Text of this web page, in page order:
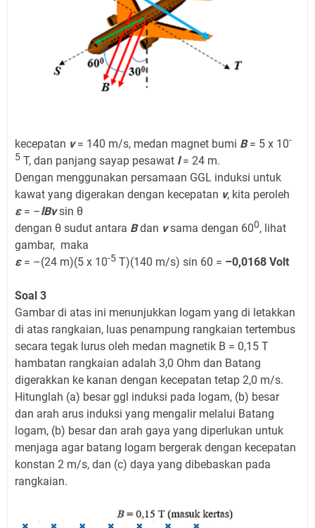
kecepatan v= 140 m/s, medan magnet bumi B= 5 x 10-
5 T, dan panjang sayap pesawat l= 24 m.
Dengan menggunakan persamaan GGL induksi untuk
kawat yang digerakan dengan kecepatan v, kita peroleh
ε= –lBvsin θ
dengan θ sudut antara Bdan vsama dengan 600, lihat
gambar, maka
ε= –(24 m)(5 x 10-5 T)(140 m/s) sin 60 = –0,0168 Volt
Soal 3
Gambar di atas ini menunjukkan logam yang di letakkan
di atas rangkaian, luas penampung rangkaian tertembus
secara tegak lurus oleh medan magnetik B = 0,15 T
hambatan rangkaian adalah 3,0 Ohm dan Batang
digerakkan ke kanan dengan kecepatan tetap 2,0 m/s.
Hitunglah (a) besar ggl induksi pada logam, (b) besar
dan arah arus induksi yang mengalir melalui Batang
logam, (b) besar dan arah gaya yang diperlukan untuk
menjaga agar batang logam bergerak dengan kecepatan
konstan 2 m/s, dan (c) daya yang dibebaskan pada
rangkaian.